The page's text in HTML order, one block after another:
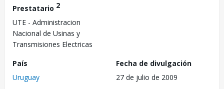
Prestatario 2
UTE - Administracion
Nacional de Usinas y
Transmisiones Electricas
País
Uruguay
Fecha de divulgación
27 de julio de 2009